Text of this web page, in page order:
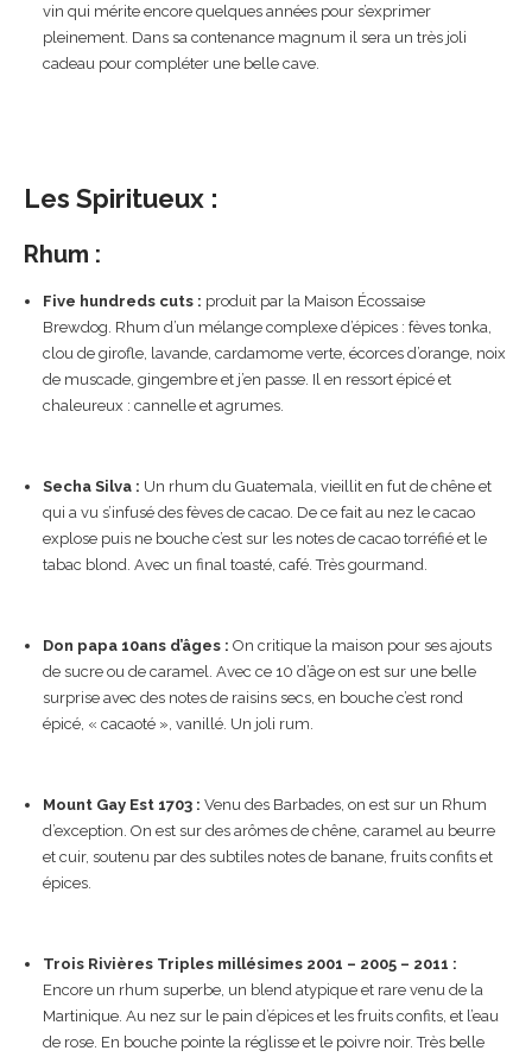
vin qui mérite encore quelques années pour s’exprimer
pleinement. Dans sa contenance magnum il sera un très joli
cadeau pour compléter une belle cave.
Les Spiritueux :
Rhum :
Five hundreds cuts : produit par la Maison Écossaise
Brewdog. Rhum d’un mélange complexe d’épices : fèves tonka,
clou de girofle, lavande, cardamome verte, écorces d’orange, noix
de muscade, gingembre et j’en passe. Il en ressort épicé et
chaleureux : cannelle et agrumes.
Secha Silva : Un rhum du Guatemala, vieillit en fut de chêne et
qui a vu s’infusé des fèves de cacao. De ce fait au nez le cacao
explose puis ne bouche c’est sur les notes de cacao torréfié et le
tabac blond. Avec un final toasté, café. Très gourmand.
Don papa 10ans d’âges :On critique la maison pour ses ajouts
de sucre ou de caramel. Avec ce 10 d’âge on est sur une belle
surprise avec des notes de raisins secs, en bouche c’est rond
épicé, « cacaoté », vanillé. Un joli rum.
Mount Gay Est 1703 :Venu des Barbades, on est sur un Rhum
d’exception. On est sur des arômes de chêne, caramel au beurre
et cuir, soutenu par des subtiles notes de banane, fruits confits et
épices.
Trois Rivières Triples millésimes 2001 – 2005 – 2011 :
Encore un rhum superbe, un blend atypique et rare venu de la
Martinique. Au nez sur le pain d’épices et les fruits confits, et l’eau
de rose. En bouche pointe la réglisse et le poivre noir. Très belle